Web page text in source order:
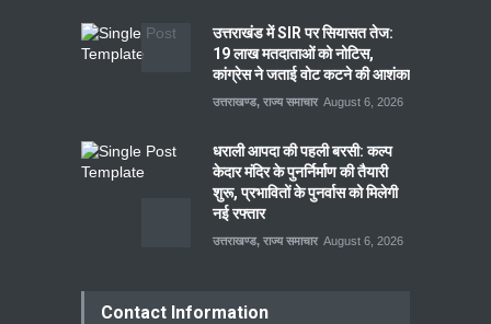
उत्तराखंड में SIR पर सियासत तेज:
19 लाख मतदाताओं को नोटिस,
कांग्रेस ने जताई वोट कटने की आशंका
उत्तराखण्ड, राज्य समाचार August 6, 2026
धराली आपदा की पहली बरसी: कल्प
केदार मंदिर के पुनर्निर्माण की तैयारी
शुरू, प्रभावितों के पुनर्वास को मिलेगी
नई रफ्तार
उत्तराखण्ड, राज्य समाचार August 6, 2026
Contact Information